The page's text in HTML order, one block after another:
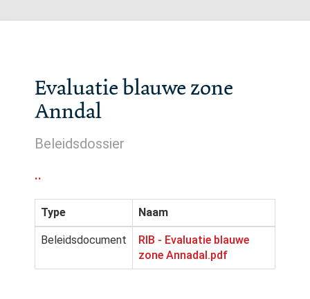
Evaluatie blauwe zone
Anndal
Beleidsdossier
..
Type Naam
Beleidsdocument
RIB - Evaluatie blauwe
zone Annadal.pdf